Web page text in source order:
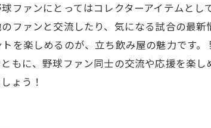
ファンにとってはコレクターアイテムと
ファンと交流したり、気になる試合の最
を楽しめるのが、立ち飲み屋の魅力です
もに、野球ファン同士の交流や応援を楽
ょう！